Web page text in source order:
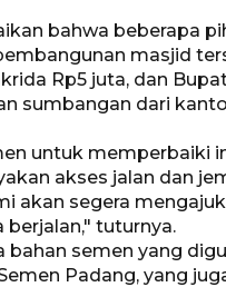
bahwa beberapa
masjid
Rp5 juta, dan
sumbangan dari
untuk memperbaiki
akses jalan dan
akan segera
berjalan," tuturnya.
bahan semen yang
Padang, yang